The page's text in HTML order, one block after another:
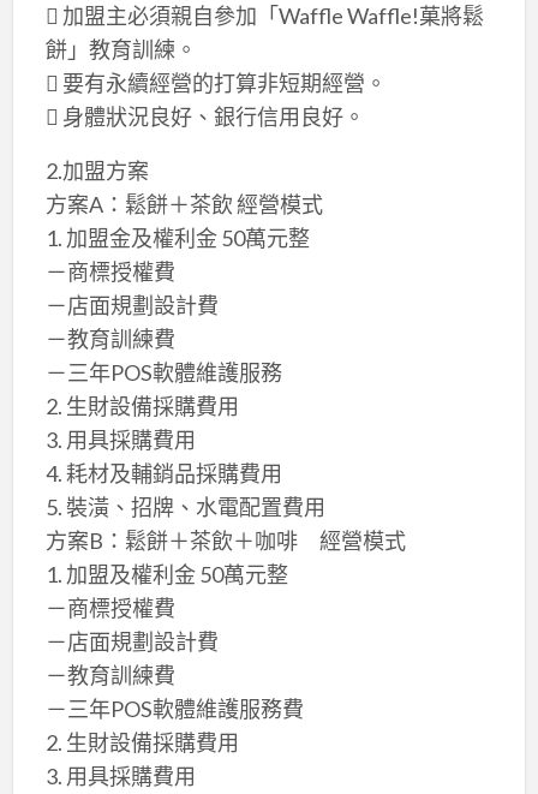
 加盟主必須親自參加「Waffle Waffle!菓將鬆
餅」教育訓練。
 要有永續經營的打算非短期經營。
 身體狀況良好、銀行信用良好。
2.加盟方案
方案A：鬆餅＋茶飲 經營模式
1. 加盟金及權利金 50萬元整
－商標授權費
－店面規劃設計費
－教育訓練費
－三年POS軟體維護服務
2. 生財設備採購費用
3. 用具採購費用
4. 耗材及輔銷品採購費用
5. 裝潢、招牌、水電配置費用
方案B：鬆餅＋茶飲＋咖啡 經營模式
1. 加盟及權利金 50萬元整
－商標授權費
－店面規劃設計費
－教育訓練費
－三年POS軟體維護服務費
2. 生財設備採購費用
3. 用具採購費用